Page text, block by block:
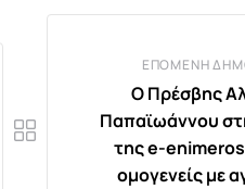
ΕΠΌΜΕΝΗ
Ο Πρέσβης
Παπαϊωάννου
της e-
ομογενείς με